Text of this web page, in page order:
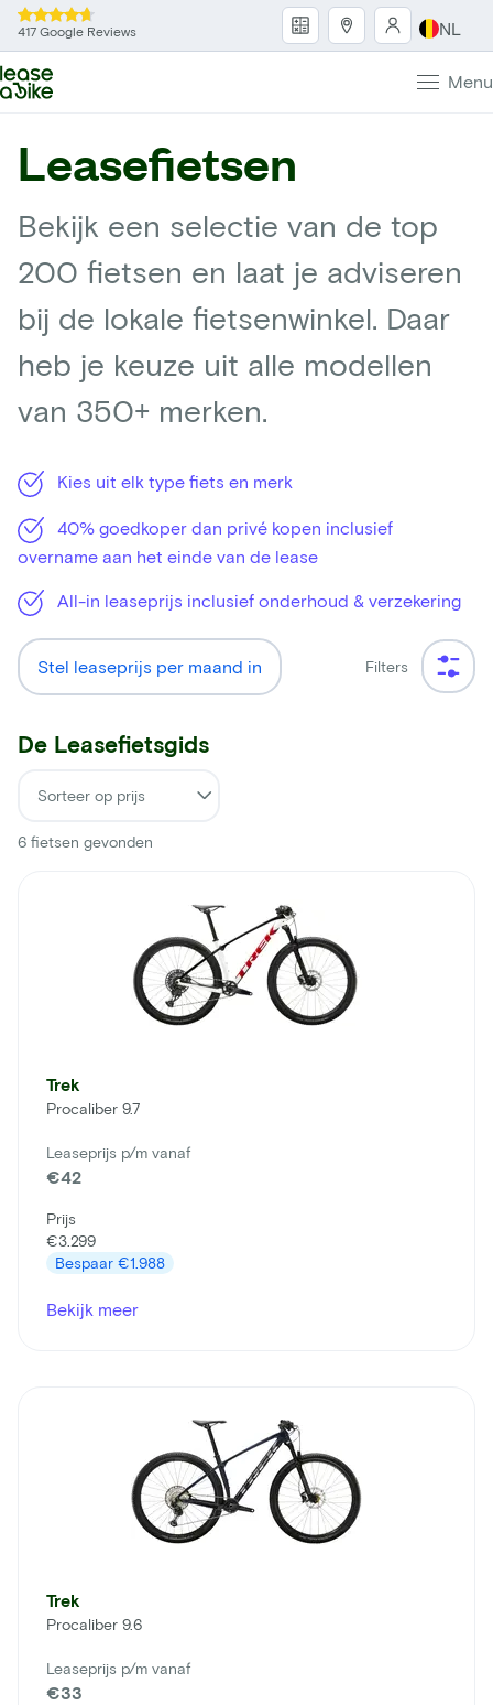
417 Google Reviews NL
Menu
Leasefietsen
Bekijk een selectie van de top
200 fietsen en laat je adviseren
bij de lokale fietsenwinkel. Daar
heb je keuze uit alle modellen
van 350+ merken.
Kies uit elk type fiets en merk
40% goedkoper dan privé kopen inclusief
overname aan het einde van de lease
All-in leaseprijs inclusief onderhoud & verzekering
Stel leaseprijs per maand in Filters
De Leasefietsgids
6 fietsen gevonden
Trek
Procaliber 9.7
Leaseprijs p/m vanaf
€42
Prijs
€3.299
Bespaar €1.988
Bekijk meer
Trek
Procaliber 9.6
Leaseprijs p/m vanaf
€33